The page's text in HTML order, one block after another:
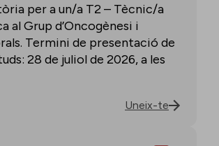
per a un/a T2 – Tècnic/a
al Grup d’Oncogènesi i
Termini de presentació de
28 de juliol de 2026, a les
Uneix-te